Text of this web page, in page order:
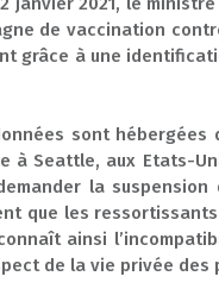
de vaccination
grâce à une
sont hébergées
à Seattle, aux Etats-
la
que les
ainsi
de la vie privée